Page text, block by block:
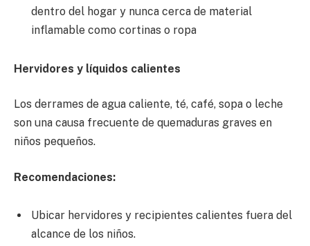
dentro del hogar y nunca cerca de material
inflamable como cortinas o ropa
Hervidores y líquidos calientes
Los derrames de agua caliente, té, café, sopa o leche
son una causa frecuente de quemaduras graves en
niños pequeños.
Recomendaciones:
Ubicar hervidores y recipientes calientes fuera del
alcance de los niños.